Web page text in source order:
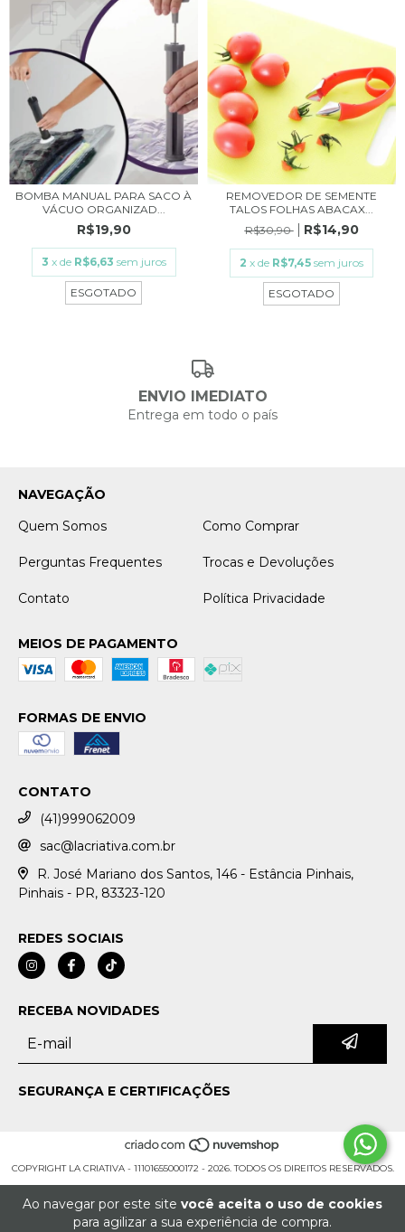
Ao navegar por este site você aceita o uso de cookies
para agilizar a sua experiência de compra.
BOMBA MANUAL PARA SACO À
VÁCUO ORGANIZAD...
R$19,90
3 x de R$6,63 sem juros
ESGOTADO
REMOVEDOR DE SEMENTE
TALOS FOLHAS ABACAX...
R$30,90
R$14,90
2 x de R$7,45 sem juros
ESGOTADO
ENVIO IMEDIATO
Entrega em todo o país
NAVEGAÇÃO
Quem Somos
Como Comprar
Perguntas Frequentes Trocas e Devoluções
Contato Política Privacidade
MEIOS DE PAGAMENTO
FORMAS DE ENVIO
CONTATO
(41)999062009
sac@lacriativa.com.br
R. José Mariano dos Santos, 146 - Estância Pinhais,
Pinhais - PR, 83323-120
REDES SOCIAIS
RECEBA NOVIDADES
SEGURANÇA E CERTIFICAÇÕES
COPYRIGHT LA CRIATIVA - 11101655000172 - 2026. TODOS OS DIREITOS RESERVADOS.